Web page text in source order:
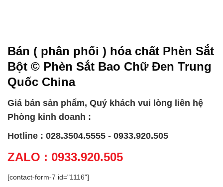
Bán ( phân phối ) hóa chất Phèn Sắt
Bột © Phèn Sắt Bao Chữ Đen Trung
Quốc China
Giá bán sản phẩm, Quý khách vui lòng liên hệ
Phòng kinh doanh :
Hotline : 028.3504.5555 - 0933.920.505
ZALO : 0933.920.505
[contact-form-7 id="1116"]